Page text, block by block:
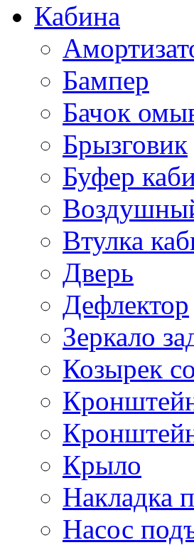
Кабина
Бампер
Бачок
Брызговик
Буфер
Втулка
Дверь
Дефлектор
Зеркало
Козырек
Крыло
Накладка
Насос